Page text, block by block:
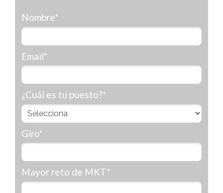
Nombre*
Email*
¿Cuál es tu puesto?*
Giro*
Mayor reto de MKT*